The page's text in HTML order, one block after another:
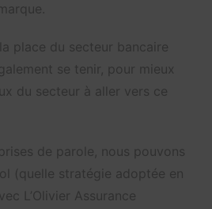
place du secteur bancaire
se tenir, pour mieux
du secteur à aller vers ce
de parole, nous pouvons
(quelle stratégie adoptée en
L’Olivier Assurance